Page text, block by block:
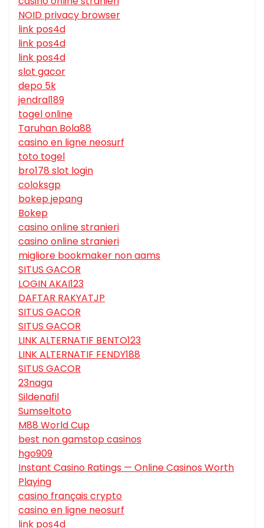
NOID privacy browser
link pos4d
link pos4d
link pos4d
slot gacor
depo 5k
jendral189
togel online
Taruhan Bola88
casino en ligne neosurf
toto togel
bro178 slot login
coloksgp
bokep jepang
Bokep
casino online stranieri
casino online stranieri
migliore bookmaker non aams
SITUS GACOR
LOGIN AKAI123
DAFTAR RAKYATJP
SITUS GACOR
SITUS GACOR
LINK ALTERNATIF BENTO123
LINK ALTERNATIF FENDY188
SITUS GACOR
23naga
Sildenafil
Sumseltoto
M88 World Cup
best non gamstop casinos
hgo909
Instant Casino Ratings — Online Casinos Worth
Playing
casino français crypto
casino en ligne neosurf
link pos4d